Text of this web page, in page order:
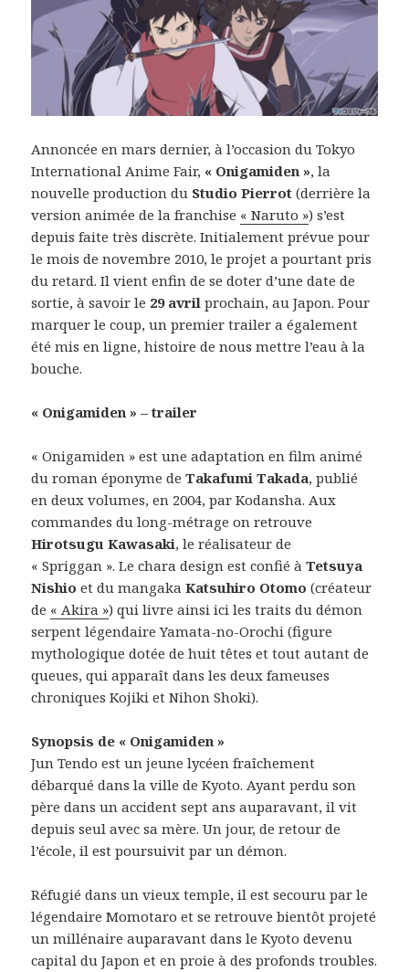
Annoncée en mars dernier, à l’occasion du Tokyo
International Anime Fair, « Onigamiden », la
nouvelle production du Studio Pierrot (derrière la
version animée de la franchise « Naruto ») s’est
depuis faite très discrète. Initialement prévue pour
le mois de novembre 2010, le projet a pourtant pris
du retard. Il vient enfin de se doter d’une date de
sortie, à savoir le 29 avril prochain, au Japon. Pour
marquer le coup, un premier trailer a également
été mis en ligne, histoire de nous mettre l’eau à la
bouche.
« Onigamiden » – trailer
« Onigamiden » est une adaptation en film animé
du roman éponyme deTakafumi Takada, publié
en deux volumes, en 2004, par Kodansha. Aux
commandes du long-métrage on retrouve
Hirotsugu Kawasaki, le réalisateur de
« Spriggan ». Le chara design est confié àTetsuya
Nishio et du mangakaKatsuhiro Otomo (créateur
de « Akira ») qui livre ainsi ici les traits du démon
serpent légendaire Yamata-no-Orochi (figure
mythologique dotée de huit têtes et tout autant de
queues, qui apparaît dans les deux fameuses
chroniques Kojiki et Nihon Shoki).
Synopsis de « Onigamiden »
Jun Tendo est un jeune lycéen fraîchement
débarqué dans la ville de Kyoto. Ayant perdu son
père dans un accident sept ans auparavant, il vit
depuis seul avec sa mère. Un jour, de retour de
l’école, il est poursuivit par un démon.
Réfugié dans un vieux temple, il est secouru par le
légendaire Momotaro et se retrouve bientôt projeté
un millénaire auparavant dans le Kyoto devenu
capital du Japon et en proie à des profonds troubles.